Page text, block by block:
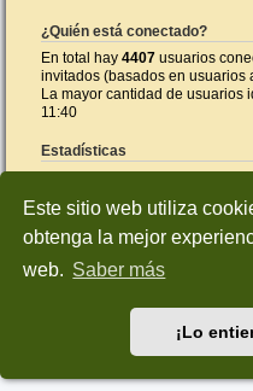
Este sitio web utiliza
obtenga la mejor
web. Saber más
¡Lo
¿Quién está conectado?
En total hay 4407 usuarios
invitados (basados en usuarios
La mayor cantidad de usuarios
11:40
Estadísticas
Inicio Índice general
Desarrollado porphpBB